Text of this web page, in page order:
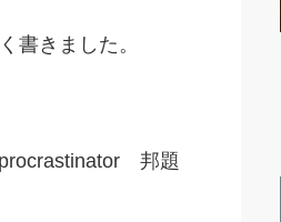
書きました。
邦題